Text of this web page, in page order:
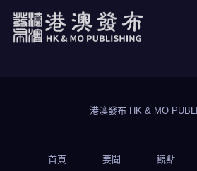
港澳發布 HK & MO
首頁 要聞 觀點